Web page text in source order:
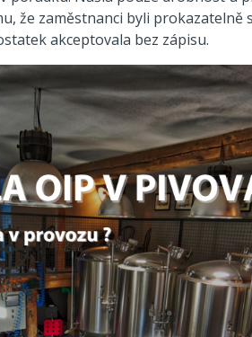
že zaměstnanci byli prokazatelně
akceptovala bez zápisu.